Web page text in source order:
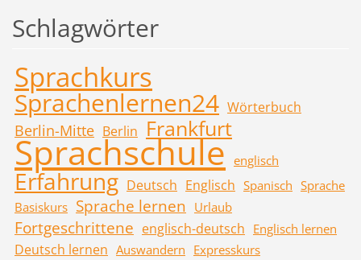
Schlagwörter
Sprachkurs
Sprachenlernen24 Wörterbuch
Berlin-Mitte Berlin Frankfurt
Sprachschule englisch
Erfahrung Deutsch Englisch Spanisch Sprache
Basiskurs Sprache lernen Urlaub
Fortgeschrittene englisch-deutsch Englisch lernen
Deutsch lernen Auswandern Expresskurs